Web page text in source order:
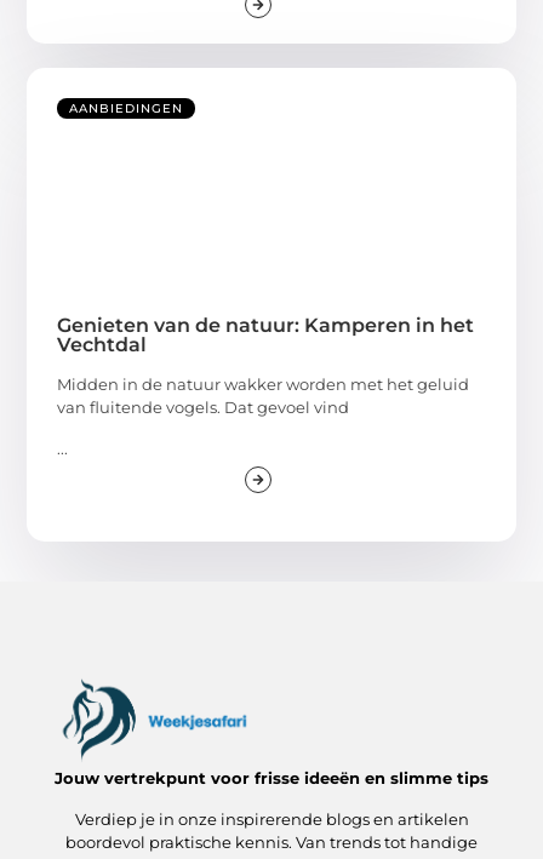
AANBIEDINGEN
Genieten van de natuur: Kamperen in het
Vechtdal
Midden in de natuur wakker worden met het geluid
van fluitende vogels. Dat gevoel vind
...
Jouw vertrekpunt voor frisse ideeën en slimme tips
Verdiep je in onze inspirerende blogs en artikelen
boordevol praktische kennis. Van trends tot handige